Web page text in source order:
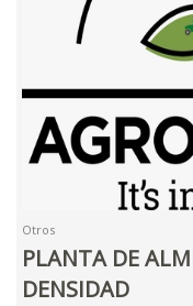
Otros
PLANTA DE
DENSIDAD